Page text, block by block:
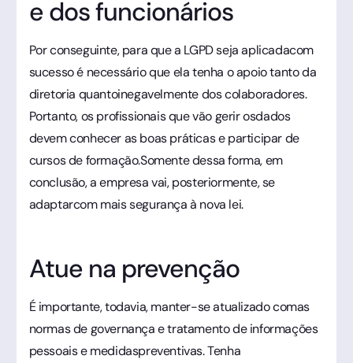
e dos funcionários
Por conseguinte, para que a LGPD seja aplicadacom
sucesso é necessário que ela tenha o apoio tanto da
diretoria quantoinegavelmente dos colaboradores.
Portanto, os profissionais que vão gerir osdados
devem conhecer as boas práticas e participar de
cursos de formação.Somente dessa forma, em
conclusão, a empresa vai, posteriormente, se
adaptarcom mais segurança à nova lei.
Atue na prevenção
É importante, todavia, manter-se atualizado comas
normas de governança e tratamento de informações
pessoais e medidaspreventivas. Tenha